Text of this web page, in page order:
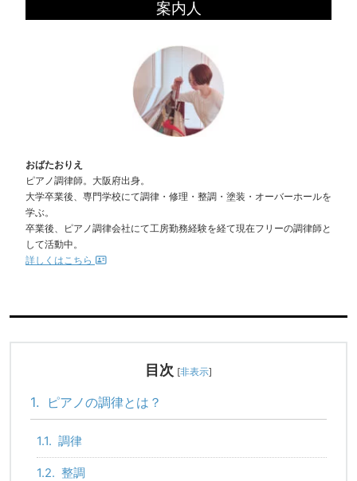
案内人
おばたおりえ
ピアノ調律師。大阪府出身。
大学卒業後、専門学校にて調律・修理・整調・塗装・オーバーホールを
学ぶ。
卒業後、ピアノ調律会社にて工房勤務経験を経て現在フリーの調律師と
して活動中。
詳しくはこちら
目次 [非表示]
1. ピアノの調律とは？
1.1. 調律
1.2. 整調